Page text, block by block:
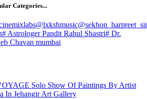
Categories...
@lxkshmusic
# Astrologer Pandit Rahul Shastri# Dr.
Chavan mumbai
Solo Show Of Paintings By Artist
In Jehangir Art Gallery